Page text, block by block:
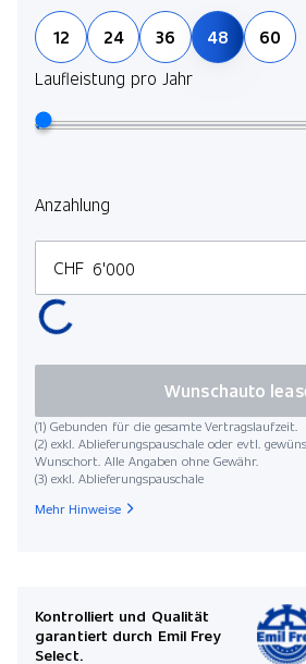
12 24 36 48
60
Laufleistung pro Jahr
Anzahlung
CHF
(1) Gebunden für die gesamte Vertragslaufzeit.
(2) exkl. Ablieferungspauschale oder evtl.
Wunschort. Alle Angaben ohne Gewähr.
(3) exkl. Ablieferungspauschale
Wunschauto
Mehr Hinweise
Kontrolliert und Qualität
garantiert durch Emil Frey
Select.